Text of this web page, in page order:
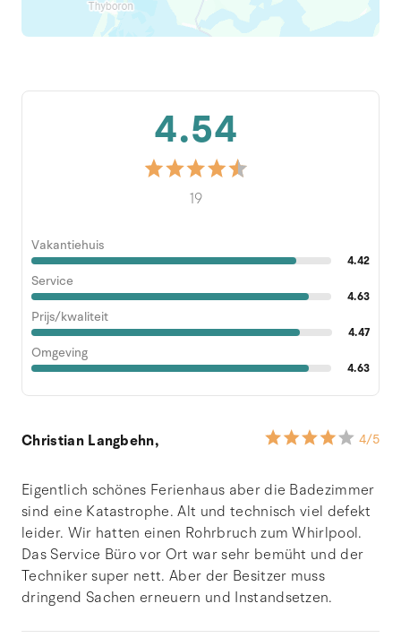
4.54
19
Vakantiehuis
4.42
Service
4.63
Prijs/kwaliteit
4.47
Omgeving
4.63
Christian Langbehn, 4/5
Eigentlich schönes Ferienhaus aber die Badezimmer
sind eine Katastrophe. Alt und technisch viel defekt
leider. Wir hatten einen Rohrbruch zum Whirlpool.
Das Service Büro vor Ort war sehr bemüht und der
Techniker super nett. Aber der Besitzer muss
dringend Sachen erneuern und Instandsetzen.